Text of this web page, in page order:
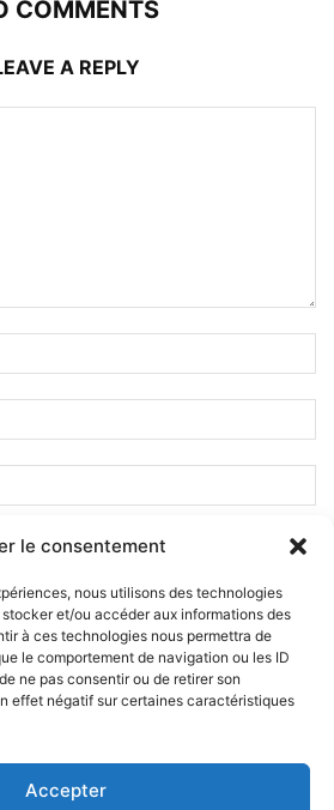
le consentement
nous utilisons des technologies
et/ou accéder aux informations des
à ces technologies nous permettra de
le comportement de navigation ou les ID
ne pas consentir ou de retirer son
effet négatif sur certaines caractéristiques
Accepter
COMMENTS
A REPLY
ABOUT US